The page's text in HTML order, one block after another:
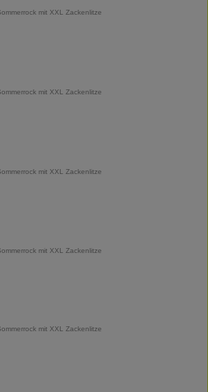
mit XXL Zackenlitze
mit XXL Zackenlitze
mit XXL Zackenlitze
mit XXL Zackenlitze
mit XXL Zackenlitze